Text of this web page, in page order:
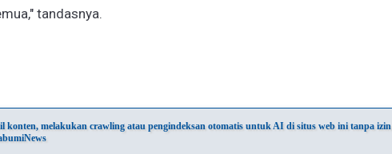
tandasnya.
konten, melakukan crawling atau pengindeksan otomatis untuk AI di situs web ini tanpa izin